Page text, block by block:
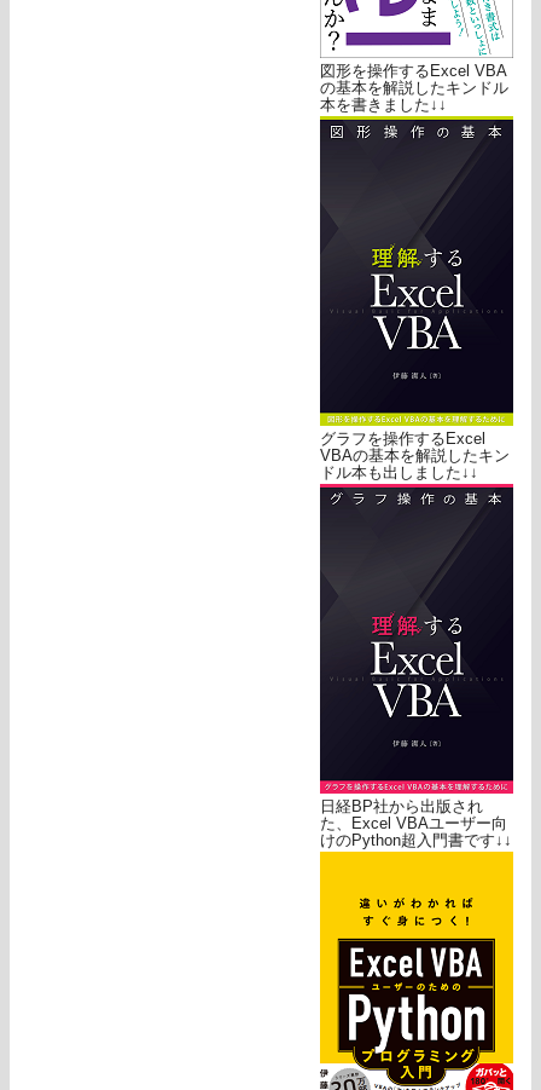
図形を操作するExcel VBA
の基本を解説したキンドル
本を書きました↓↓
グラフを操作するExcel
VBAの基本を解説したキン
ドル本も出しました↓↓
日経BP社から出版され
た、Excel VBAユーザー向
けのPython超入門書です↓↓